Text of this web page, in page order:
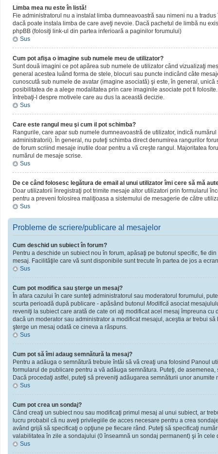
Limba mea nu este în listă!
Fie administratorul nu a instalat limba dumneavoastră sau nimeni nu a
dacă poate instala limba de care aveţi nevoie. Dacă pachetul de limbă nu
phpBB (folosiţi link-ul din partea inferioară a paginilor forumului)
Sus
Cum pot afişa o imagine sub numele meu de utilizator?
Sunt două imagini ce pot apărea sub numele de utilizator când vizualizaţi
general acestea luând forma de stele, blocuri sau puncte indicând câte
cunoscută sub numele de avatar (imagine asociată) şi este, în general,
posibilitatea de a alege modalitatea prin care imaginile asociate pot fi
întrebaţi-l despre motivele care au dus la această decizie.
Sus
Care este rangul meu şi cum il pot schimba?
Rangurile, care apar sub numele dumneavoastră de utilizator, indică
administratorii). În general, nu puteţi schimba direct denumirea rangurilor
de forum scriind mesaje inutile doar pentru a vă creşte rangul. Majoritatea
numărul de mesaje scrise.
Sus
De ce când folosesc legătura de email al unui utilizator îmi cere să mă
Doar utilizatorii înregistraţi pot trimite mesaje altor utilizatori prin formularul
pentru a preveni folosirea maliţioasa a sistemului de mesagerie de către
Sus
Probleme de scriere/publicare al mesajelor
Cum deschid un subiect în forum?
Pentru a deschide un subiect nou în forum, apăsaţi pe butonul specific, fie
mesaj. Facilităţile care vă sunt disponibile sunt trecute în partea de jos a
Sus
Cum pot modifica sau şterge un mesaj?
În afara cazului în care sunteţi administratorul sau moderatorul forumului,
scurta perioadă după publicare - apăsând butonul Modifică asociat
reveniţi la subiect care arată de cate ori aţi modificat acel mesaj împreuna
dacă un moderator sau administrator a modificat mesajul, aceştia ar trebui
şterge un mesaj odată ce cineva a răspuns.
Sus
Cum pot să îmi adaug semnătură la mesaj?
Pentru a adăuga o semnătură trebuie întâi să vă creaţi una folosind Panoul
formularul de publicare pentru a vă adăuga semnătura. Puteţi, de
Dacă procedaţi astfel, puteţi să preveniţi adăugarea semnăturii unor
Sus
Cum pot crea un sondaj?
Când creaţi un subiect nou sau modificaţi primul mesaj al unui subiect, ar
lucru probabil că nu aveţi privilegiile de acces necesare pentru a crea
având grijă să specificaţi o opţiune pe fiecare rând. Puteţi să specificaţi
valabilitatea în zile a sondajului (0 înseamnă un sondaj permanent) şi în
Sus